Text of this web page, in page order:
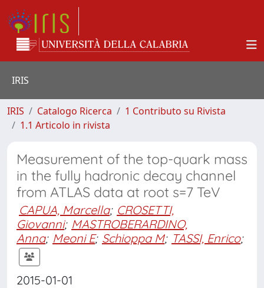
IRIS
IRIS Catalogo Ricerca
1 Contributo su Rivista
1.1 Articolo in rivista
Measurement of the top-quark mass
in the fully hadronic decay channel
from ATLAS data at root s=7 TeV
CAPUA, Marcella; CROSETTI,
Giovanni; MASTROBERARDINO,
Anna; Meoni E; Schioppa M; TASSI, Enrico;
2015-01-01